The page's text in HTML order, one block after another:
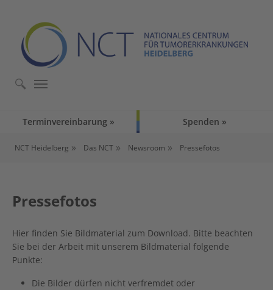
Terminvereinbarung Spenden
NCT Heidelberg Das NCT Newsroom Pressefotos
Pressefotos
Hier finden Sie Bildmaterial zum Download. Bitte beachten
Sie bei der Arbeit mit unserem Bildmaterial folgende
Punkte:
Die Bilder dürfen nicht verfremdet oder